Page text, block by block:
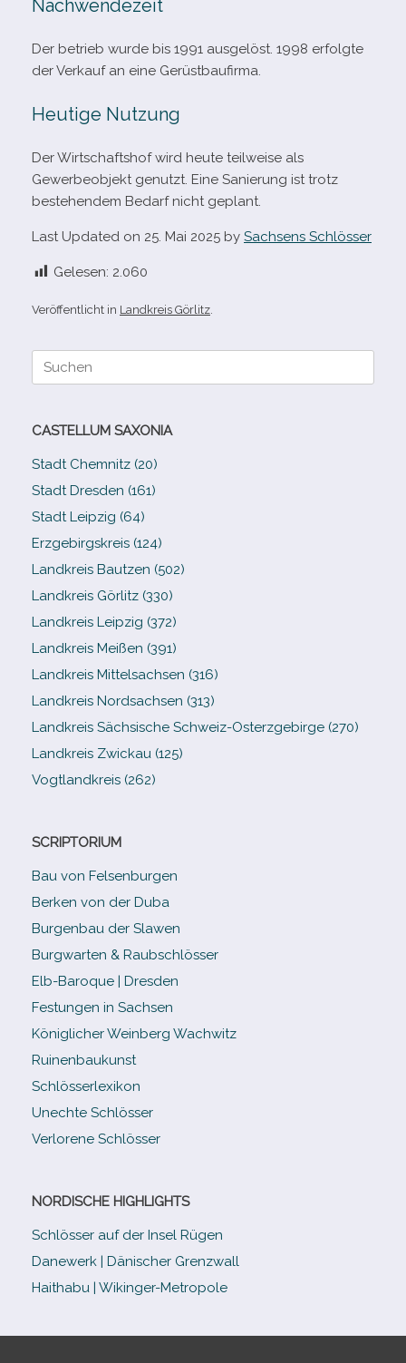
Nachwendezeit
Der betrieb wurde bis 1991 aus­ge­löst. 1998 erfolgte
der Verkauf an eine Gerüstbaufirma.
Heutige Nutzung
Der Wirtschaftshof wird heute teil­weise als
Gewerbeobjekt genutzt. Eine Sanierung ist trotz
bestehen­dem Bedarf nicht geplant.
Last Updated on 25. Mai 2025 by Sachsens Schlösser
Gelesen: 2.060
Veröffentlicht in Landkreis Görlitz
Suche
CASTELLUM SAXONIA
Stadt Chemnitz (20)
Stadt Dresden (161)
Stadt Leipzig (64)
Erzgebirgskreis (124)
Landkreis Bautzen (502)
Landkreis Görlitz (330)
Landkreis Leipzig (372)
Landkreis Meißen (391)
Landkreis Mittelsachsen (316)
Landkreis Nordsachsen (313)
Landkreis Sächsische Schweiz-​Osterzgebirge (270)
Landkreis Zwickau (125)
Vogtlandkreis (262)
SCRIPTORIUM
Bau von Felsenburgen
Berken von der Duba
Burgenbau der Slawen
Burgwarten & Raubschlösser
Elb-​Baroque | Dresden
Festungen in Sachsen
Königlicher Weinberg Wachwitz
Ruinenbaukunst
Schlösserlexikon
Unechte Schlösser
Verlorene Schlösser
NORDISCHE HIGHLIGHTS
Schlösser auf der Insel Rügen
Danewerk | Dänischer Grenzwall
Haithabu | Wikinger-Metropole